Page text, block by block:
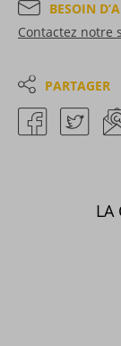
BESOIN
Contactez notre
PARTAGER
LA